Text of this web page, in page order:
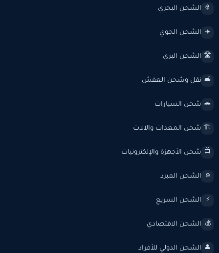
🚢 الشحن البحري
✈️ الشحن الجوي
🛣️ الشحن البري
🛋️ نقل وشحن العفش
🚗 شحن السيارات
🏗️ شحن المعدات والآلات
📺 شحن الأجهزة والإلكترونيات
❄️ الشحن المبرد
⚡ الشحن السريع
💰 الشحن الاقتصادي
👤 الشحن الدولي للأفراد